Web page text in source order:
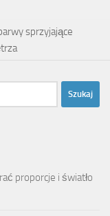
sprzyjające
proporcje i światło